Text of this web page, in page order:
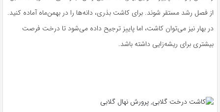
از فصل رشد مستقر شوند. برای کاشت بذری، دانه‌ها را در بهمن‌ماه آماده کنید.
در بهار نیز می‌توان کاشت، اما پاییز ترجیح داده می‌شود تا درخت فرصت
بیشتری برای ریشه‌زایی داشته باشد.